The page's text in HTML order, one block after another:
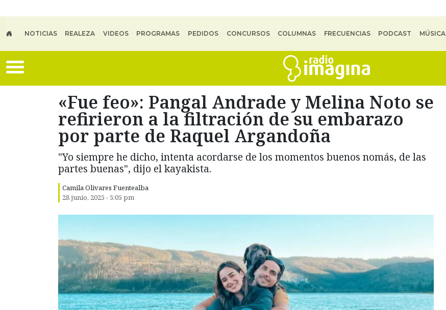
NOTICIAS REALEZA VIDEOS PROGRAMAS PEDIDOS CONCURSOS COLUMNAS FRECUENCIAS PODCAST MÚSICA
«Fue feo»: Pangal Andrade y Melina Noto se
refirieron a la filtración de su embarazo
por parte de Raquel Argandoña
"Yo siempre he dicho, intenta acordarse de los momentos buenos nomás, de las
partes buenas", dijo el kayakista.
Camila Olivares Fuentealba
28 junio, 2025 - 5:05 pm